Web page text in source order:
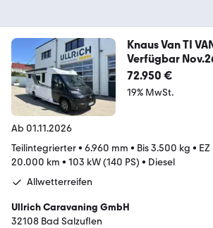
Knaus Van TI
Verfügbar
72.950 €
19% MwSt.
Ab 01.11.2026
Teilintegrierter• 6.960 mm • Bis 3.500 kg •
20.000 km • 103 kW (140 PS) • Diesel
Allwetterreifen
Ullrich Caravaning GmbH
32108 Bad Salzuflen